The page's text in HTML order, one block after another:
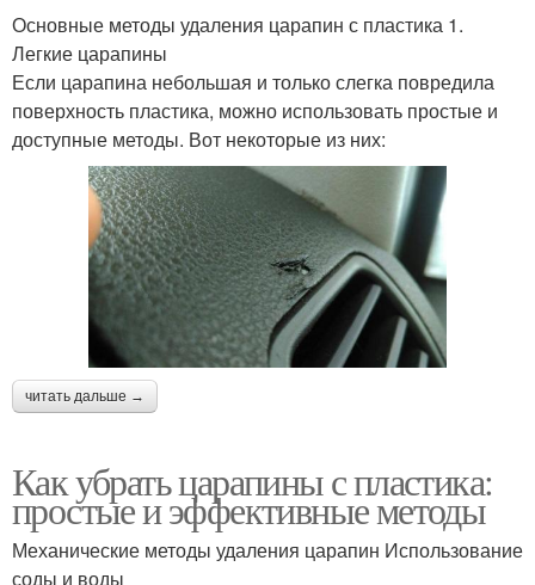
Основные методы удаления царапин с пластика 1.
Легкие царапины
Если царапина небольшая и только слегка повредила
поверхность пластика, можно использовать простые и
доступные методы. Вот некоторые из них:
читать дальше →
Как убрать царапины с пластика:
простые и эффективные методы
Механические методы удаления царапин Использование
соды и воды